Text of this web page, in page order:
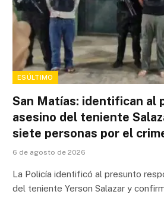
ESÚLTIMO
San Matías: identifican al
asesino del teniente
siete personas por el
6 de agosto de 2026
La Policía identificó al presunto
del teniente Yerson Salazar y